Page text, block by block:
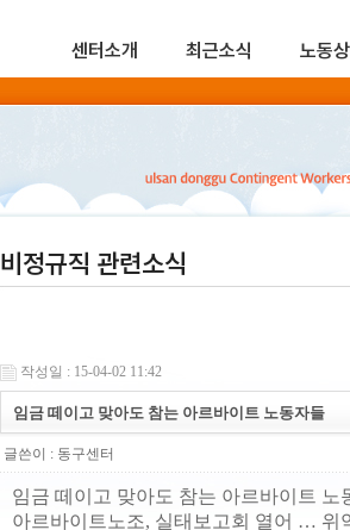
센터소개 최근소식 노동
비정규직 관련소식
작성일 : 15-04-02 11:42
임금 떼이고 맞아도 참는 아르바이트 노동자들
글쓴이 : 동구센터
임금 떼이고 맞아도 참는 아르바이트 노
아르바이트노조, 실태보고회 열어 … 위